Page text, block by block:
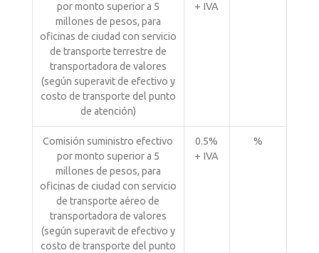
por monto superior a 5
millones de pesos, para
oficinas de ciudad con servicio
de transporte terrestre de
transportadora de valores
(según superavit de efectivo y
costo de transporte del punto
de atención)
+ IVA
Comisión suministro efectivo
por monto superior a 5
millones de pesos, para
oficinas de ciudad con servicio
de transporte aéreo de
transportadora de valores
(según superavit de efectivo y
costo de transporte del punto
0.5%
+ IVA
%